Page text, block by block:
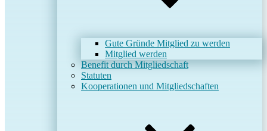
Gute Gründe Mitglied zu werden
Mitglied werden
Benefit durch Mitgliedschaft
Statuten
Kooperationen und Mitgliedschaften